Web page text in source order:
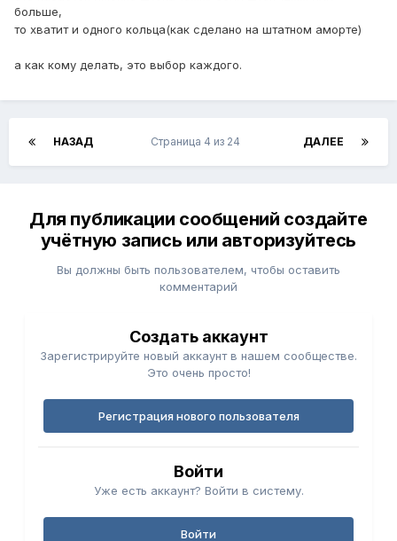
больше,
то хватит и одного кольца(как сделано на штатном аморте)
а как кому делать, это выбор каждого.
НАЗАД ДАЛЕЕ
Страница 4 из 24
Для публикации сообщений создайте
учётную запись или авторизуйтесь
Вы должны быть пользователем, чтобы оставить
комментарий
Создать аккаунт
Зарегистрируйте новый аккаунт в нашем сообществе.
Это очень просто!
Регистрация нового пользователя
Войти
Уже есть аккаунт? Войти в систему.
Войти